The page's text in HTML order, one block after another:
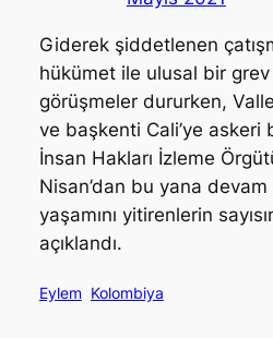
Giderek şiddetlenen
hükümet ile ulusal bir
görüşmeler dururken,
ve başkenti Cali’ye askeri
İnsan Hakları İzleme
Nisan’dan bu yana
yaşamını yitirenlerin
açıklandı.
Eylem Kolombiya